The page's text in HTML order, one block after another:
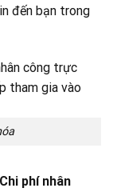
đến bạn trong
phí nhân